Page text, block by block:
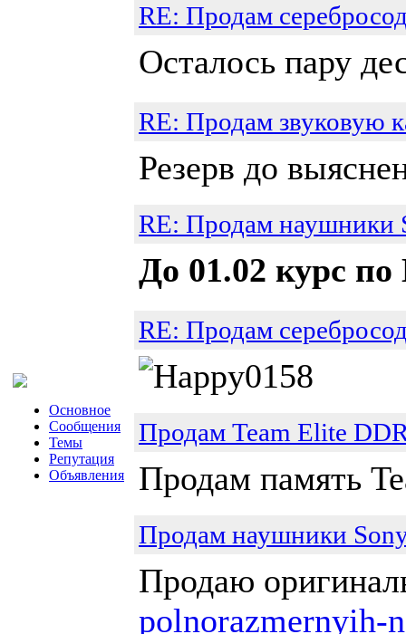
Основное
Сообщения
Темы
Репутация
Объявления
RE: Продам
Осталось пару
RE: Продам звуковую
Резерв до
RE: Продам наушники
До 01.02 курс
RE: Продам
Продам Team Elite
Продам память
Продам наушники
Продаю
polnorazmernyih-